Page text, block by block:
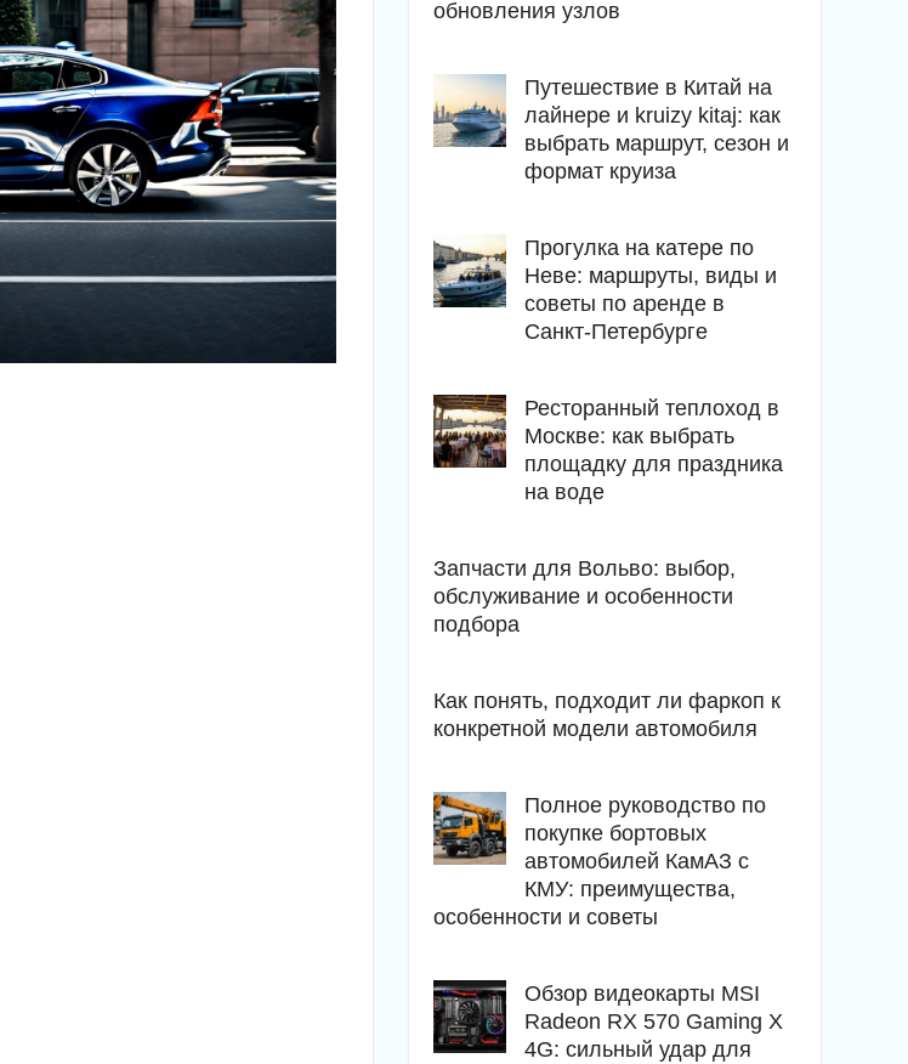
обновления узлов
Путешествие в Китай на
лайнере и kruizy kitaj: как
выбрать маршрут, сезон и
формат круиза
Прогулка на катере по
Неве: маршруты, виды и
советы по аренде в
Санкт-Петербурге
Ресторанный теплоход в
Москве: как выбрать
площадку для праздника
на воде
Запчасти для Вольво: выбор,
обслуживание и особенности
подбора
Как понять, подходит ли фаркоп к
конкретной модели автомобиля
Полное руководство по
покупке бортовых
автомобилей КамАЗ с
КМУ: преимущества,
особенности и советы
Обзор видеокарты MSI
Radeon RX 570 Gaming X
4G: сильный удар для